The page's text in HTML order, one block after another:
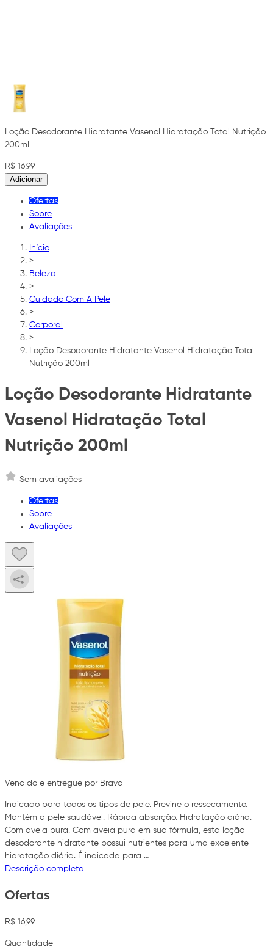
Loção Desodorante Hidratante Vasenol Hidratação Total Nutrição
200ml
R$ 16,99
Adicionar
Ofertas
Sobre
Avaliações
Início
>
Beleza
>
Cuidado Com A Pele
>
Corporal
>
Loção Desodorante Hidratante Vasenol Hidratação Total
Nutrição 200ml
Loção Desodorante Hidratante
Vasenol Hidratação Total
Nutrição 200ml
Sem avaliações
Ofertas
Sobre
Avaliações
Vendido e entregue por Brava
Indicado para todos os tipos de pele. Previne o ressecamento.
Mantém a pele saudável. Rápida absorção. Hidratação diária.
Com aveia pura. Com aveia pura em sua fórmula, esta loção
desodorante hidratante possui nutrientes para uma excelente
hidratação diária. É indicada para …
Descrição completa
Ofertas
R$ 16,99
Quantidade